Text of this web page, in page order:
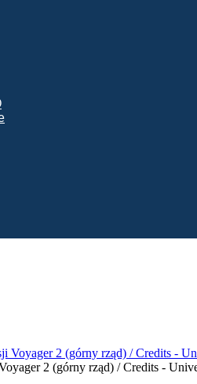
2 (górny rząd) / Credits -